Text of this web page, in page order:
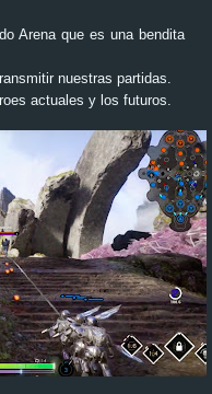
Arena que es una bendita
nuestras partidas.
actuales y los futuros.